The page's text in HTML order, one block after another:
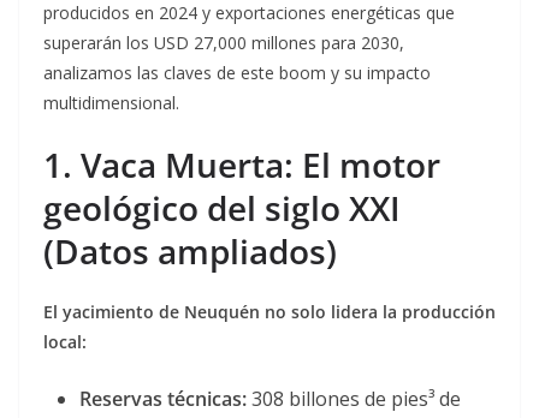
producidos en 2024 y exportaciones energéticas que
superarán los USD 27,000 millones para 2030,
analizamos las claves de este boom y su impacto
multidimensional.
1. Vaca Muerta: El motor
geológico del siglo XXI
(Datos ampliados)
El yacimiento de Neuquén no solo lidera la producción
local:
Reservas técnicas:308 billones de pies³ de